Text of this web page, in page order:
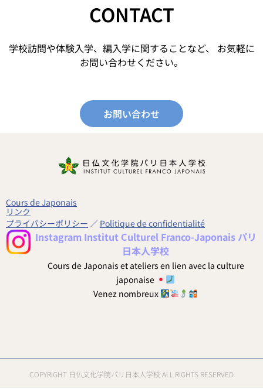
CONTACT
学校訪問や体験入学、編入学に関することなど、 お気軽に
お問い合わせください。
お問い合わせ
Cours de Japonais
リンク
プライバシーポリシー ／ Politique de confidentialité
Instagram Institut Culturel Franco-Japonais パリ
日本人学校
Cours de Japonais et ateliers en lien avec la culture
japonaise
Venez nombreux
COPYRIGHT 日仏文化学院パリ日本人学校 ALL RIGHTS RESERVED